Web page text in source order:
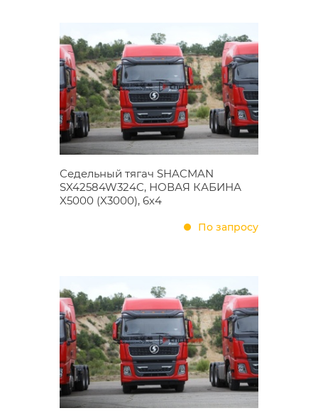
Седельный тягач SHACMAN
SX42584W324C, НОВАЯ КАБИНА
X5000 (X3000), 6х4
По запросу